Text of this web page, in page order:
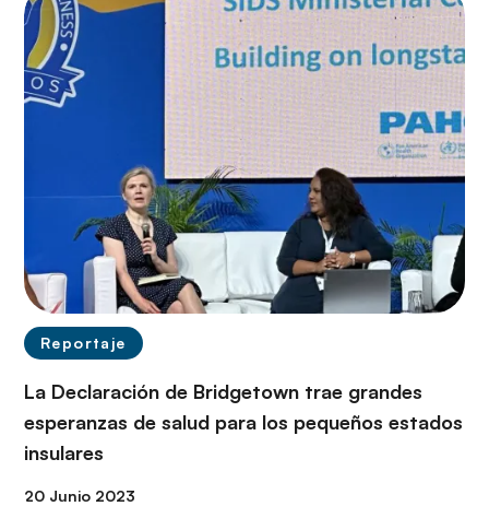
Reportaje
La Declaración de Bridgetown trae grandes
esperanzas de salud para los pequeños estados
insulares
20 Junio 2023